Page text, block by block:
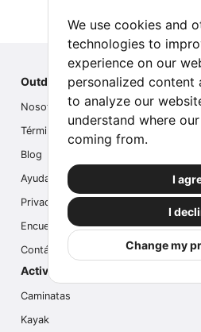
We use cookies and
technologies to
experience on our
personalized content
to analyze our
understand where
coming from.
I
I
Change my
Outdoor Index
Nosotros
Términos
Blog
Ayuda
Privacidad
Encuesta
Contáctanos
Actividades populares
Caminatas
Kayak